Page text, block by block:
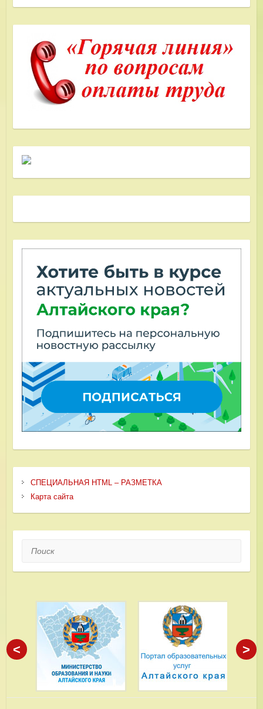
СПЕЦИАЛЬНАЯ HTML – РАЗМЕТКА
Карта сайта
Поиск
< >